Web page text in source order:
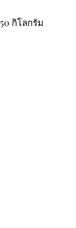
กิโลกรัม